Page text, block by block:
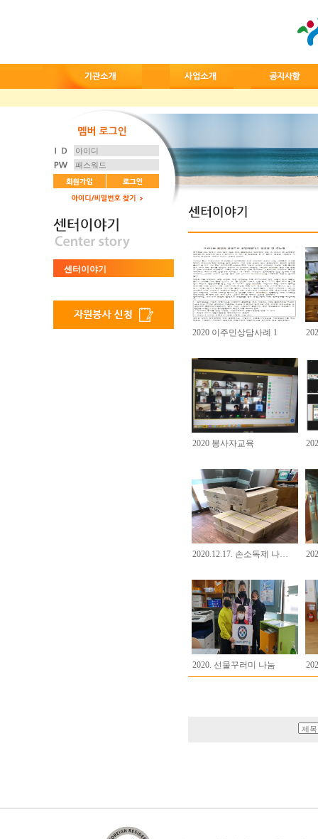
센터이야기
2020 이주민상담사례 1
2020 봉사자교육
2020.12.17. 손소독제 나…
2020. 선물꾸러미 나눔